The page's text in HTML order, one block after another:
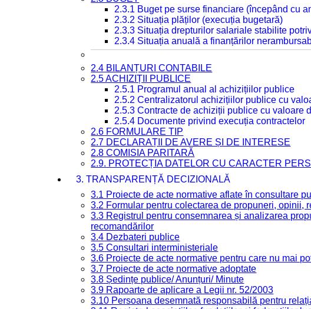
2.3.1 Buget pe surse financiare (începând cu
2.3.2 Situația plăților (execuția bugetară)
2.3.3 Situația drepturilor salariale stabilite
2.3.4 Situația anuală a finanțărilor
2.4 BILANȚURI CONTABILE
2.5 ACHIZIȚII PUBLICE
2.5.1 Programul anual al achizițiilor publice
2.5.2 Centralizatorul achizițiilor publice cu
2.5.3 Contracte de achiziții publice cu valoare
2.5.4 Documente privind execuția contractelor
2.6 FORMULARE TIP
2.7 DECLARAȚII DE AVERE ȘI DE INTERESE
2.8 COMISIA PARITARĂ
2.9. PROTECȚIA DATELOR CU CARACTER
3. TRANSPARENȚĂ DECIZIONALĂ
3.1 Proiecte de acte normative aflate în consultare
3.2 Formular pentru colectarea de propuneri, opinii,
3.3 Registrul pentru consemnarea și analizarea
recomandărilor
3.4 Dezbateri publice
3.5 Consultari interministeriale
3.6 Proiecte de acte normative pentru care nu mai
3.7 Proiecte de acte normative adoptate
3.8 Ședințe publice/ Anunțuri/ Minute
3.9 Rapoarte de aplicare a Legii nr. 52/2003
3.10 Persoana desemnată responsabilă pentru